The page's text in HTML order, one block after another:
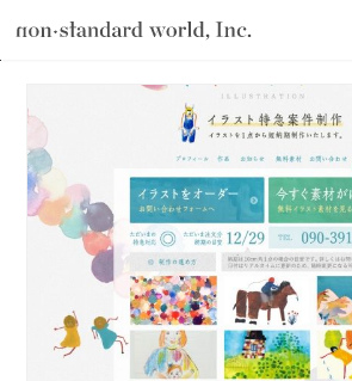
about
service
works
flow
shop
blog
わたしたちのこと 制作実績